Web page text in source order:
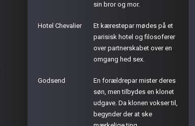
sin bror og mor.
Hotel Chevalier
Et kærestepar mødes på et
parisisk hotel og filosoferer
over partnerskabet over en
omgang hed sex.
Godsend
En forældrepar mister deres
søn, men tilbydes en klonet
udgave. Da klonen vokser til,
begynder der at ske